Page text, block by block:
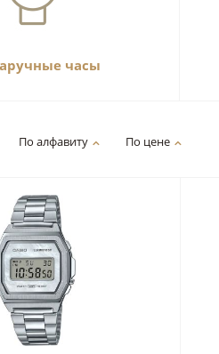
часы
По алфавиту По цене